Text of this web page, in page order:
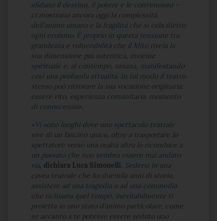
sfidano il destino, il potere e le convenzioni –
ci mostrano ancora oggi la complessità
dell’animo umano e la fragilità che si cela dietro
ogni eroismo. È proprio in questa tensione tra
grandezza e vulnerabilità che il Mito rivela la
sua dimensione più autentica, insieme
spirituale e, al contempo, umana, manifestando
così una profonda attualità. In tal modo il teatro
stesso può ritrovare la sua vocazione originaria:
essere rito, esperienza comunitaria, momento
di conoscenza».
« Vi sono luoghi dove uno spettacolo teatrale
vive di un fascino unico, oltre a trasportare lo
spettatore verso una realtà altra lo riconduce a
un passato che non sembra essere mai andato
via, dichiara Luca Simonelli. Sedersi in una
cavea teatrale che ha duemila anni di storia,
assistere ad una tragedia o ad una commedia
che richiama quel tempo, inevitabilmente ti
proietta in uno stato d’animo particolare, come
se accanto a te potesse essere seduto uno